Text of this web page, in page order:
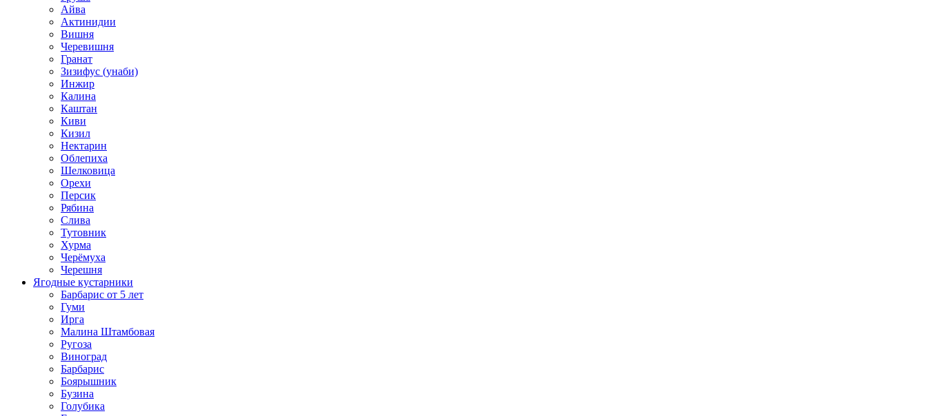
Айва
Актинидии
Вишня
Черевишня
Гранат
Зизифус (унаби)
Инжир
Калина
Каштан
Киви
Кизил
Нектарин
Облепиха
Шелковица
Орехи
Персик
Рябина
Слива
Тутовник
Хурма
Черёмуха
Черешня
Ягодные кустарники
Барбарис от 5 лет
Гуми
Ирга
Малина Штамбовая
Ругоза
Виноград
Барбарис
Боярышник
Бузина
Голубика